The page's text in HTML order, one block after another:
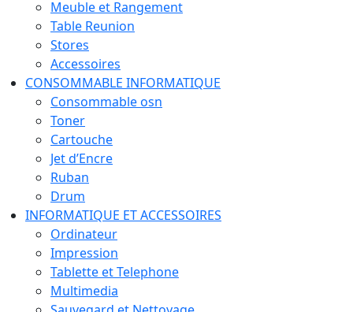
Meuble et Rangement
Table Reunion
Stores
Accessoires
CONSOMMABLE INFORMATIQUE
Consommable osn
Toner
Cartouche
Jet d’Encre
Ruban
Drum
INFORMATIQUE ET ACCESSOIRES
Ordinateur
Impression
Tablette et Telephone
Multimedia